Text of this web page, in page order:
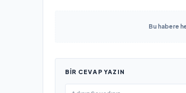
Bu habere
BIR CEVAP YAZIN